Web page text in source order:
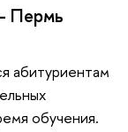
Пермь
абитуриентам
обучения.